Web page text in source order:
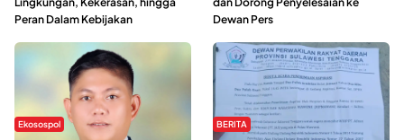
Peran Dalam Kebijakan
Dewan Pers
Ekosospol BERITA